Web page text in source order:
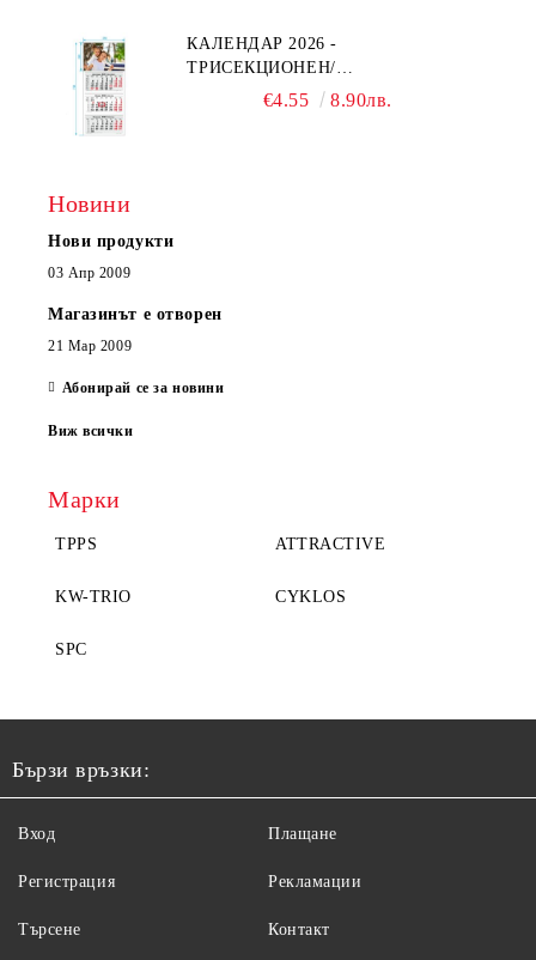
КАЛЕНДАР 2026 -
ТРИСЕКЦИОНЕН/
ЕДНОСЕКЦИОНЕН
€4.55 8.90лв.
Новини
Нови продукти
03 Апр 2009
Магазинът е отворен
21 Мар 2009
Абонирай се за новини
Виж всички
Марки
TPPS ATTRACTIVE
KW-TRIO CYKLOS
SPC
Бързи връзки:
Вход
Регистрация
Търсене
Плащане
Рекламации
Контакт